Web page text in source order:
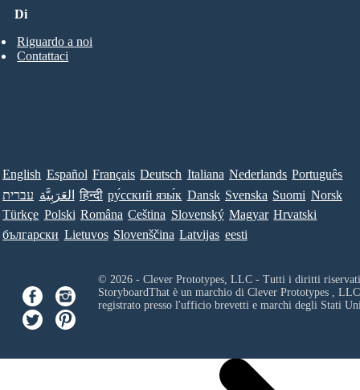
Di
Riguardo a noi
Contattaci
English Español Français Deutsch Italiana Nederlands Português
עברית العَرَبِيَّة हिन्दी ру́сский язы́к Dansk Svenska Suomi Norsk
Türkçe Polski Româna Ceština Slovenský Magyar Hrvatski
български Lietuvos Slovenščina Latvijas eesti
© 2026 - Clever Prototypes, LLC - Tutti i diritti
StoryboardThat è un marchio di Clever Prototypes , LLC
registrato presso l'ufficio brevetti e marchi degli Stati